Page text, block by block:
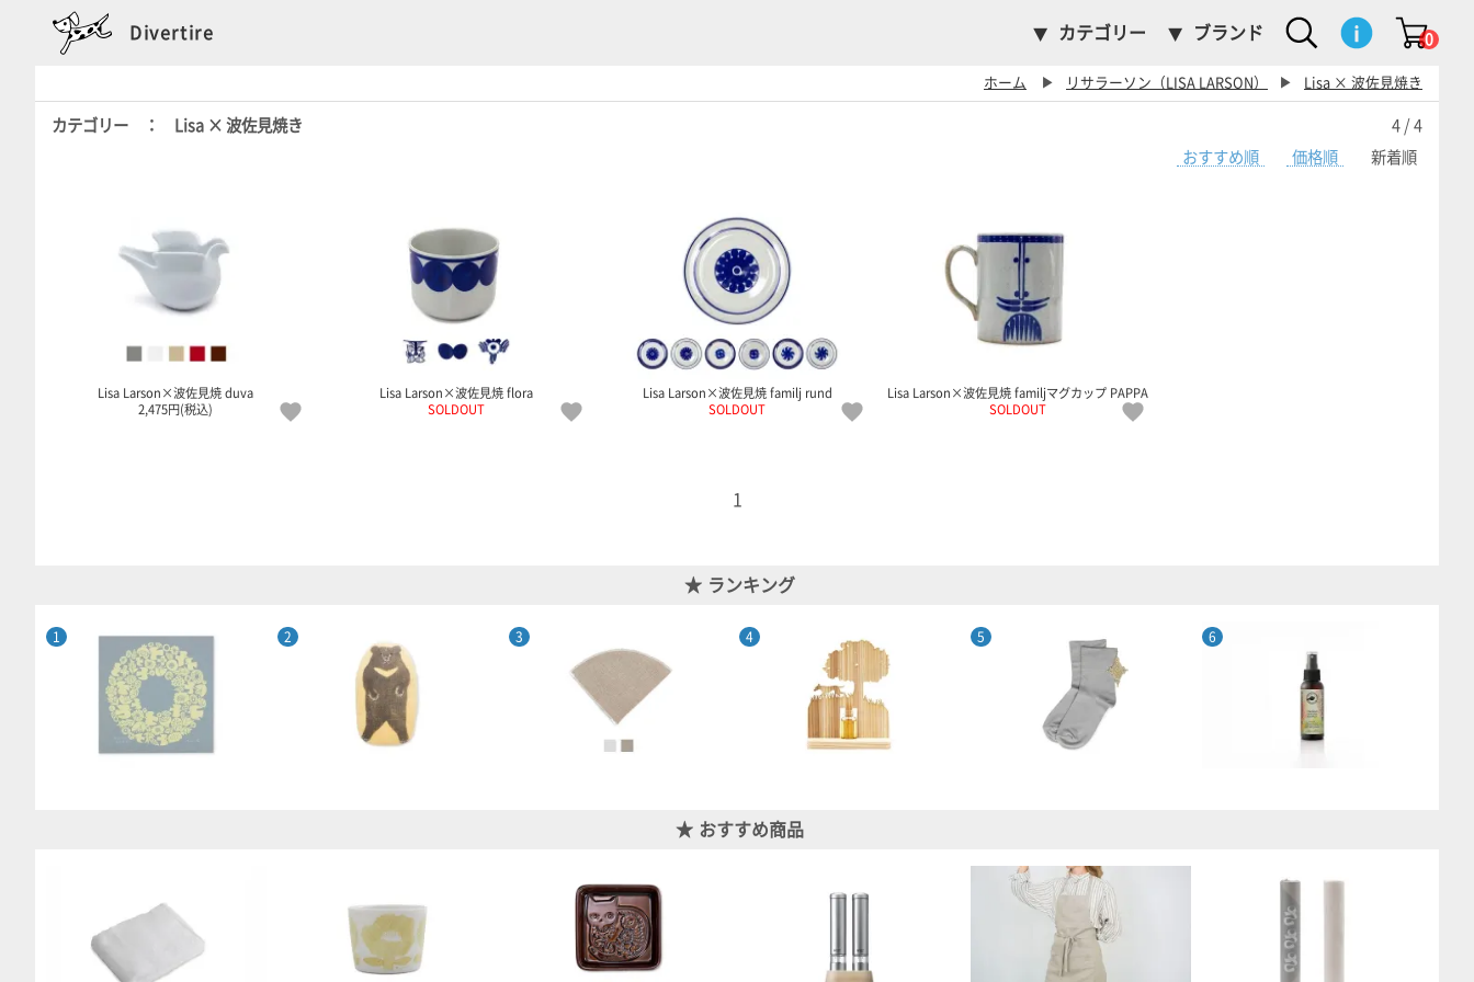
Divertire カテゴリー ブランド 0
ホーム ▶ リサラーソン（LISA LARSON） ▶ Lisa × 波佐見焼き
カテゴリー ： Lisa × 波佐見焼き
4 / 4
おすすめ順
価格順 新着順
Lisa Larson×波佐見焼 duva
2,475円(税込)
Lisa Larson×波佐見焼 flora
SOLDOUT
Lisa Larson×波佐見焼 familj rund
SOLDOUT
Lisa Larson×波佐見焼 familjマグカップ PAPPA
SOLDOUT
1
ランキング
おすすめ商品